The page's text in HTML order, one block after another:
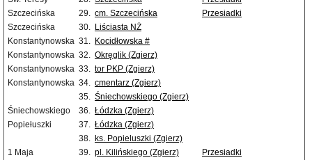
Szczecińska
29. cm. Szczecińska
Przesiadki
Szczecińska
30. Liściasta NŻ
Konstantynowska 31. Kocidłowska #
Konstantynowska 32. Okręglik (Zgierz)
Konstantynowska 33. tor PKP (Zgierz)
Konstantynowska 34. cmentarz (Zgierz)
35. Śniechowskiego (Zgierz)
Śniechowskiego
36. Łódzka (Zgierz)
Popiełuszki
37. Łódzka (Zgierz)
38. ks. Popieluszki (Zgierz)
1 Maja
39. pl. Kilińskiego (Zgierz)
Przesiadki